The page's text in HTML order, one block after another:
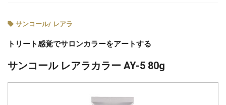
サンコール/ レアラ
トリート感覚でサロンカラーをアートする
サンコール レアラカラー AY-5 80g